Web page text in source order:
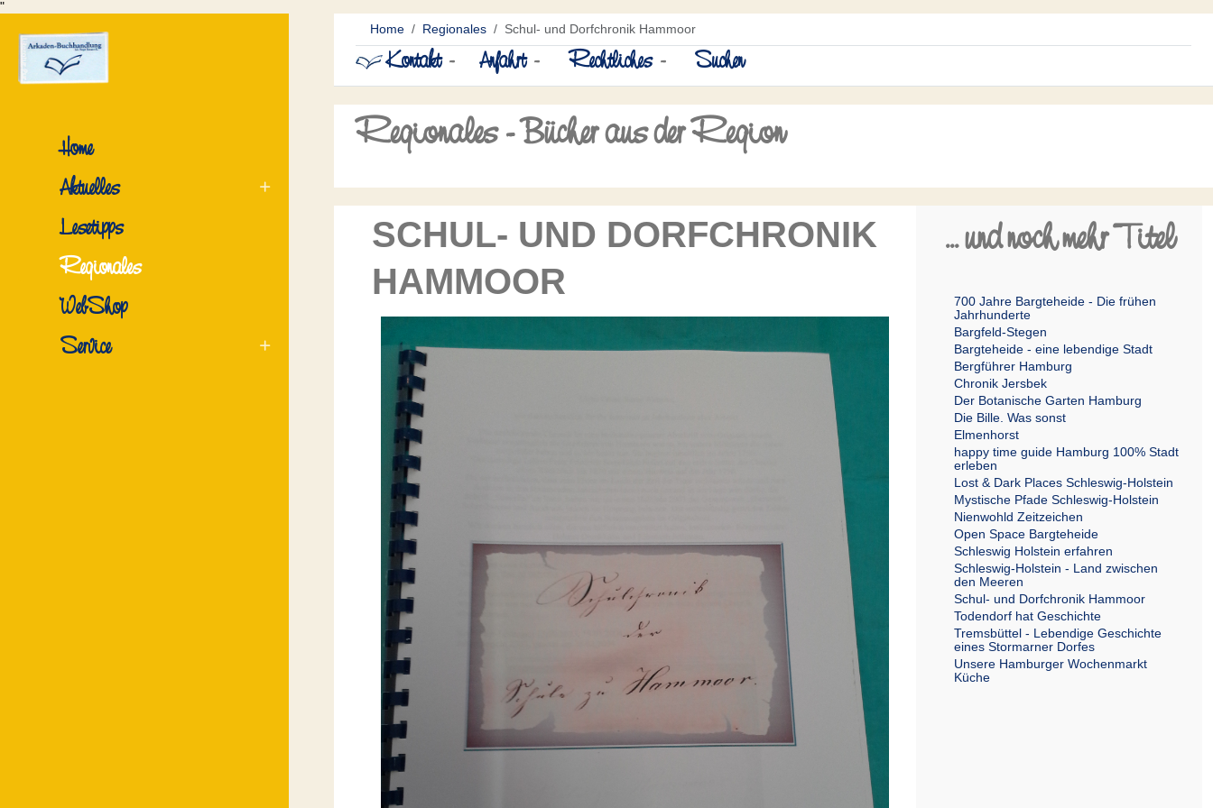
"
Home
Aktuelles
Lesetipps
Regionales
WebShop
Service
Home Regionales Schul- und Dorfchronik Hammoor
Kontakt - Anfahrt - Rechtliches - Suchen
Regionales - Bücher aus der Region
SCHUL- UND DORFCHRONIK
HAMMOOR
... und noch mehr Titel
700 Jahre Bargteheide - Die frühen
Jahrhunderte
Bargfeld-Stegen
Bargteheide - eine lebendige Stadt
Bergführer Hamburg
Chronik Jersbek
Der Botanische Garten Hamburg
Die Bille. Was sonst
Elmenhorst
happy time guide Hamburg 100% Stadt
erleben
Lost & Dark Places Schleswig-Holstein
Mystische Pfade Schleswig-Holstein
Nienwohld Zeitzeichen
Open Space Bargteheide
Schleswig Holstein erfahren
Schleswig-Holstein - Land zwischen
den Meeren
Schul- und Dorfchronik Hammoor
Todendorf hat Geschichte
Tremsbüttel - Lebendige Geschichte
eines Stormarner Dorfes
Unsere Hamburger Wochenmarkt
Küche